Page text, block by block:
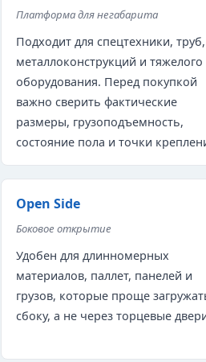
Платформа для негабарита
Подходит для спецтехники, труб,
металлоконструкций и тяжелого
оборудования. Перед покупкой
важно сверить фактические
размеры, грузоподъемность,
состояние пола и точки
Open Side
Боковое открытие
Удобен для длинномерных
материалов, паллет, панелей и
грузов, которые проще
сбоку, а не через торцевые